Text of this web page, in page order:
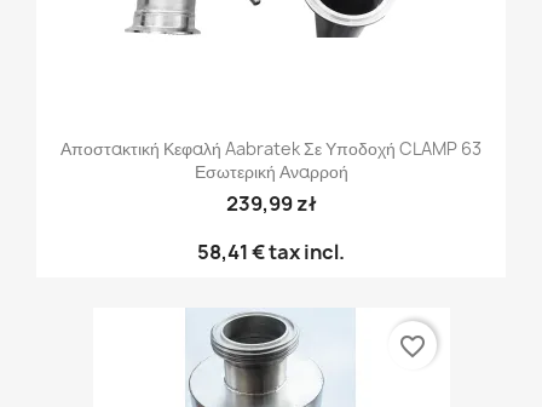
Αποστακτική Κεφαλή Aabratek Σε Υποδοχή CLAMP 63
Εσωτερική Αναρροή
239,99 zł
58,41 €tax incl.
favorite_border